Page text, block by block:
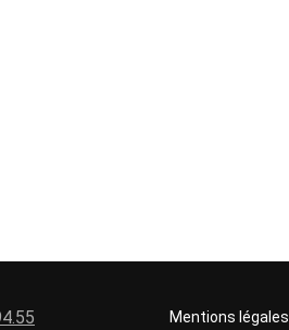
Mentions légales